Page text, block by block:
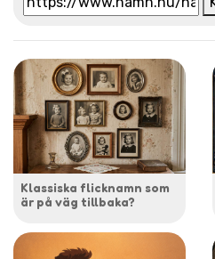
Klassiska flicknamn som
är på väg tillbaka?